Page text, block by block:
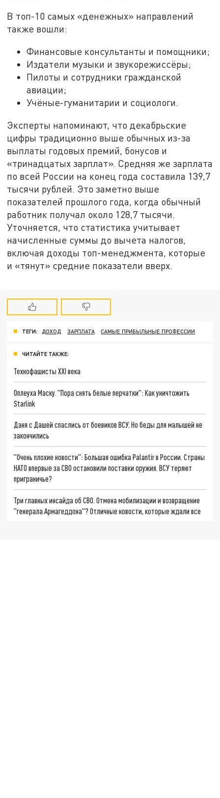
В топ-10 самых «денежных» направлений
также вошли:
Финансовые консультанты и помощники;
Издатели музыки и звукорежиссёры;
Пилоты и сотрудники гражданской
авиации;
Учёные-гуманитарии и социологи.
Эксперты напоминают, что декабрьские
цифры традиционно выше обычных из-за
выплаты годовых премий, бонусов и
«тринадцатых зарплат». Средняя же зарплата
по всей России на конец года составила 139,7
тысячи рублей. Это заметно выше
показателей прошлого года, когда обычный
работник получал около 128,7 тысячи.
Уточняется, что статистика учитывает
начисленные суммы до вычета налогов,
включая доходы топ-менеджмента, которые
и «тянут» средние показатели вверх.
ТЕГИ: ДОХОД ЗАРПЛАТА САМЫЕ ПРИБЫЛЬНЫЕ ПРОФЕССИИ
ЧИТАЙТЕ ТАКЖЕ:
Технофашисты XXI века
Оплеуха Маску. "Пора снять белые перчатки": Как уничтожить
Starlink
Даня с Дашей спаслись от боевиков ВСУ. Но беды для малышей не
закончились
"Очень плохие новости": Большая ошибка Palantir в России. Страны
НАТО впервые за СВО остановили поставки оружия. ВСУ теряют
приграничье?
Три главных инсайда об СВО. Отмена мобилизации и возвращение
"генерала Армагеддона"? Отличные новости, которые ждали все